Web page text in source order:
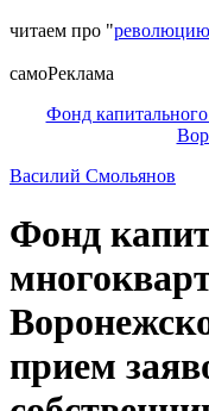
читаем про "революцию
самоРеклама
Фонд
Василий Смольянов
Фонд
прием